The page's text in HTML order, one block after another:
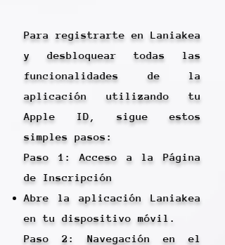
Para registrarte en Laniakea
y desbloquear todas las
funcionalidades de la
aplicación utilizando tu
Apple ID, sigue estos
simples pasos:
Paso 1: Acceso a la Página
de Inscripción
Abre la aplicación Laniakea
en tu dispositivo móvil.
Paso 2: Navegación en el